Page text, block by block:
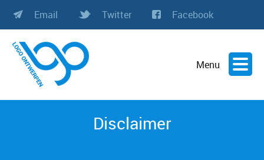
Facebook
Twitter
Email
Menu
Disclaimer